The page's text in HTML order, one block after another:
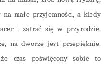
na małe przyjemności, a kiedy
i zatrać się w przyrodzie.
na dworze jest przepięknie.
czas poświęcony sobie to